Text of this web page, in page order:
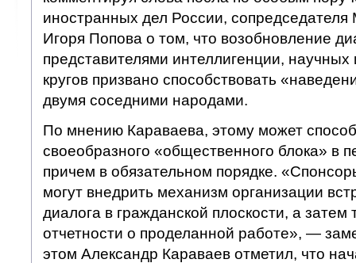
иностранных дел России,
Игоря Попова о том, что возобновление
представителями интеллигенции,
кругов призвано способствовать
двумя соседними народами.
По мнению Караваева, этому может
своеобразного «общественного блока» в
причем в обязательном порядке.
могут внедрить механизм организации
диалога в гражданской плоскости, а затем
отчетности о проделанной работе», —
этом Александр Караваев отметил, что